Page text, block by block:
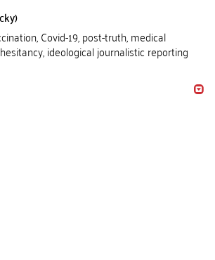
Covid-19, post-truth, medical
ideological journalistic reporting